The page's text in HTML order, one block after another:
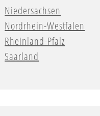
Niedersachsen
Nordrhein-Westfalen
Rheinland-Pfalz
Saarland